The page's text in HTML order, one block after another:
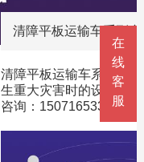
清障平板运输车系列产
清障平板运输车系列包
生重大灾害时的设备机
咨询：15071653332
在
线
客
服